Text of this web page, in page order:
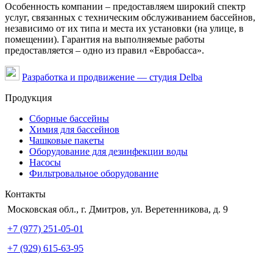
Особенность компании – предоставляем широкий спектр
услуг, связанных с техническим обслуживанием бассейнов,
независимо от их типа и места их установки (на улице, в
помещении). Гарантия на выполняемые работы
предоставляется – одно из правил «Евробасса».
Разработка и продвижение — студия Delba
Продукция
Сборные бассейны
Химия для бассейнов
Чашковые пакеты
Оборудование для дезинфекции воды
Насосы
Фильтровальное оборудование
Контакты
Московская обл., г. Дмитров, ул. Веретенникова, д. 9
+7 (977) 251-05-01
+7 (929) 615-63-95